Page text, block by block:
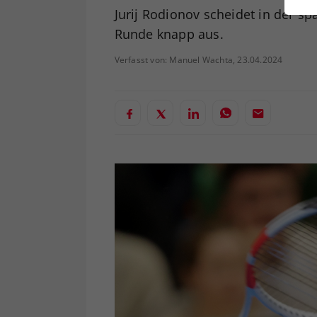
Jurij Rodionov scheidet in der
Runde knapp aus.
Verfasst von: Manuel Wachta, 23.04.2024